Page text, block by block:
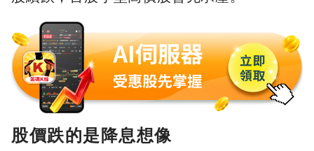
股價跌的是降息想像